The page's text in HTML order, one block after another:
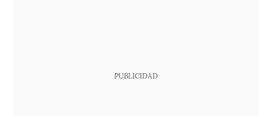
PUBLICIDAD